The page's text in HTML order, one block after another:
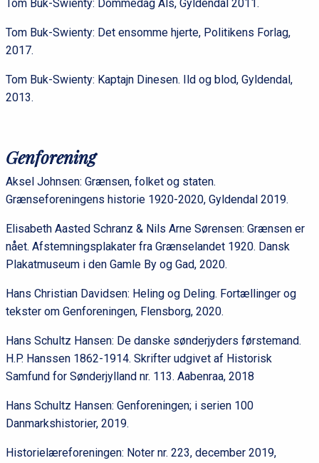
Tom Buk-Swienty: Dommedag Als, Gyldendal 2011.
Tom Buk-Swienty: Det ensomme hjerte, Politikens Forlag,
2017.
Tom Buk-Swienty: Kaptajn Dinesen. Ild og blod, Gyldendal,
2013.
Genforening
Aksel Johnsen: Grænsen, folket og staten.
Grænseforeningens historie 1920-2020, Gyldendal 2019.
Elisabeth Aasted Schranz & Nils Arne Sørensen: Grænsen er
nået. Afstemningsplakater fra Grænselandet 1920. Dansk
Plakatmuseum i den Gamle By og Gad, 2020.
Hans Christian Davidsen: Heling og Deling. Fortællinger og
tekster om Genforeningen, Flensborg, 2020.
Hans Schultz Hansen: De danske sønderjyders førstemand.
H.P. Hanssen 1862-1914. Skrifter udgivet af Historisk
Samfund for Sønderjylland nr. 113. Aabenraa, 2018
Hans Schultz Hansen: Genforeningen; i serien 100
Danmarkshistorier, 2019.
Historielæreforeningen: Noter nr. 223, december 2019,